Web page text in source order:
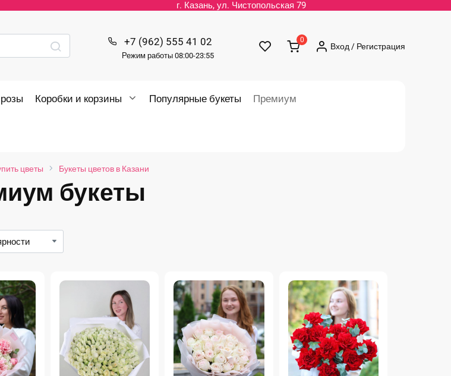
г. Казань, ул. Чистопольская 79
+7 (962) 555 41 02
Режим работы 08:00-23:55
0
Вход / Регистрация
Коробки и корзины Популярные букеты Премиум
цветы Букеты цветов в Казани
букеты